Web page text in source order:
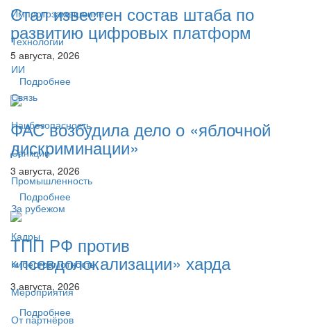
Импортозамещение
Технологии
ИИ
Связь
Нацбезопасность
Санкции
Промышленность
За рубежом
Кадры
Киберграмотность
Мероприятия
От партнёров
Стал известен состав штаба по
развитию цифровых платформ
5 августа, 2026
Подробнее
ФАС возбудила дело о «яблочной
дискриминации»
3 августа, 2026
Подробнее
ТПП РФ против
«псевдолокализации» харда
3 августа, 2026
Подробнее